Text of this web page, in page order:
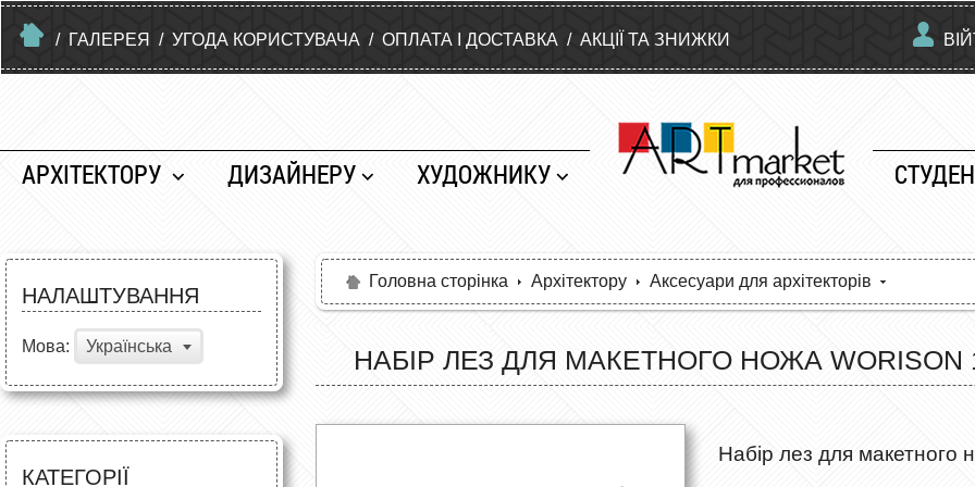
/ ГАЛЕРЕЯ / УГОДА КОРИСТУВАЧА / ОПЛАТА І ДОСТАВКА / АКЦІЇ ТА ЗНИЖКИ
АРХІТЕКТОРУ ДИЗАЙНЕРУ ХУДОЖНИКУ
НАЛАШТУВАННЯ
Мова: Українська
КАТЕГОРІЇ
Головна сторінка Архітектору Аксесуари для архітекторів
НАБІР ЛЕЗ ДЛЯ МАКЕТНОГО НОЖА WORISON
Набір лез для макетного